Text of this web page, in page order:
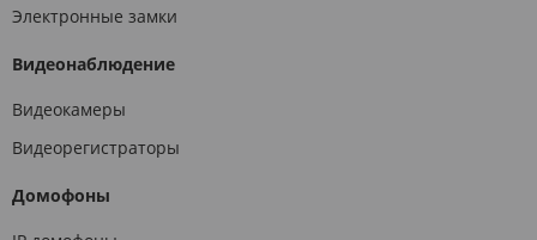
Электронные замки
Видеонаблюдение
Видеокамеры
Видеорегистраторы
Домофоны